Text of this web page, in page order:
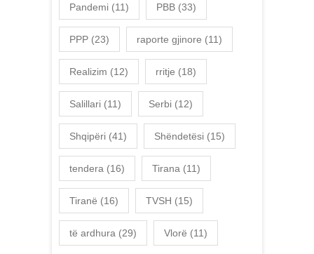
Pandemi (11) PBB (33)
PPP (23) raporte gjinore (11)
Realizim (12) rritje (18)
Salillari (11) Serbi (12)
Shqipëri (41) Shëndetësi (15)
tendera (16) Tirana (11)
Tiranë (16) TVSH (15)
të ardhura (29) Vlorë (11)